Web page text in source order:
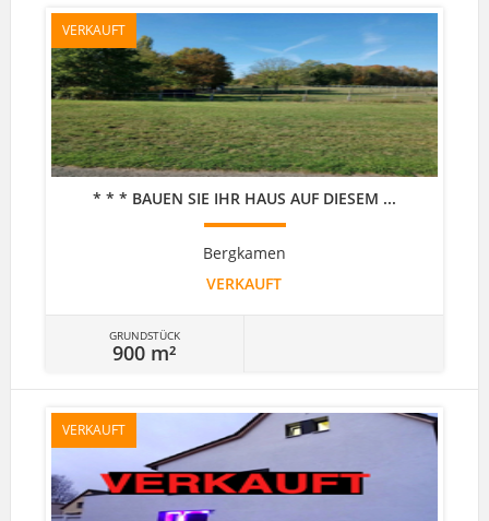
VERKAUFT
* * * BAUEN SIE IHR HAUS AUF DIESEM ...
Bergkamen
VERKAUFT
GRUNDSTÜCK
900 m²
VERKAUFT